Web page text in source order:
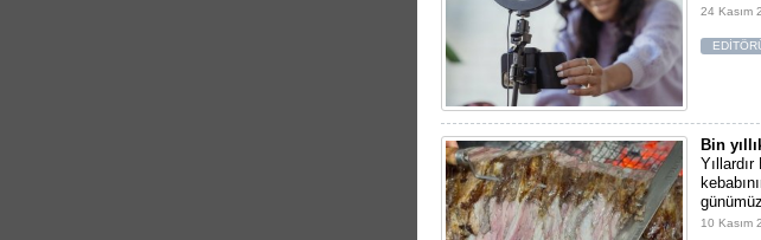
24 Kasım
Bin
10 Kasım